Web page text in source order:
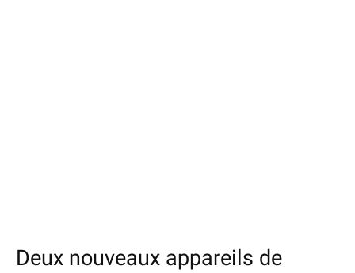
Deux nouveaux appareils de